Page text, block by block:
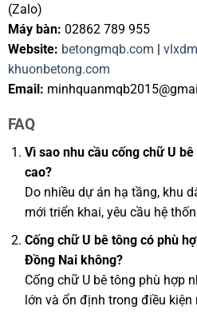
(Zalo)
Máy bàn: 02862 789 955
Website: betongmqb.com |
khuonbetong.com
Email:
FAQ
Vì sao nhu cầu cống chữ U
cao?
Do nhiều dự án hạ tầng, khu
mới triển khai, yêu cầu hệ
Cống chữ U bê tông có phù
Đồng Nai không?
Cống chữ U bê tông phù hợp
lớn và ổn định trong điều kiện